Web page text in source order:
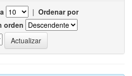
| Ordenar por
orden